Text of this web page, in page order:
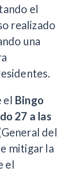
el
realizado
una
el Bingo
27 a las
del
mitigar la
el